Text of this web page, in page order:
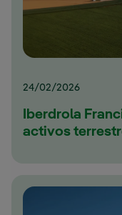
24/02/2026
Iberdrola
activos